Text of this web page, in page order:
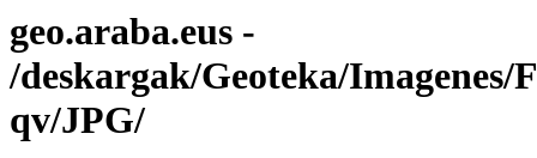
geo.araba.eus -
/deskargak/Geoteka/Imagenes/
qv/JPG/